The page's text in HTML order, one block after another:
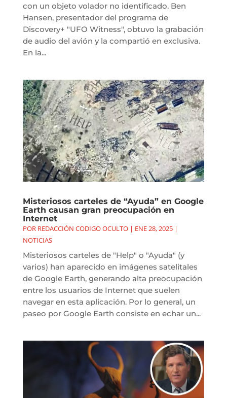
con un objeto volador no identificado. Ben
Hansen, presentador del programa de
Discovery+ "UFO Witness", obtuvo la grabación
de audio del avión y la compartió en exclusiva.
En la...
Misteriosos carteles de “Ayuda” en Google
Earth causan gran preocupación en
Internet
POR REDACCIÓN CODIGO OCULTO| ENE 28, 2025|
NOTICIAS
Misteriosos carteles de "Help" o "Ayuda" (y
varios) han aparecido en imágenes satelitales
de Google Earth, generando alta preocupación
entre los usuarios de Internet que suelen
navegar en esta aplicación. Por lo general, un
paseo por Google Earth consiste en echar un...